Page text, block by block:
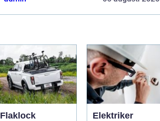
Flaklock
Elektriker